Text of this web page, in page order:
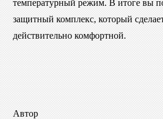
температурный режим. В итоге вы
защитный комплекс, который
действительно комфортной.
Автор